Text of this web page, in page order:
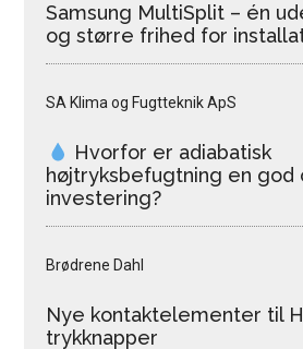
Samsung MultiSplit – én
og større frihed for
SA Klima og Fugtteknik ApS
Hvorfor er adiabatisk
højtryksbefugtning en god
investering?
Brødrene Dahl
Nye kontaktelementer til
trykknapper